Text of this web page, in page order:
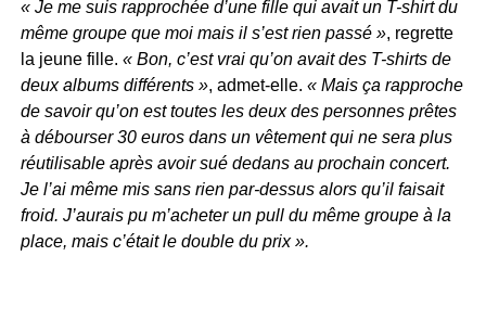
« Je me suis rapprochée d’une fille qui avait un T-shirt du
même groupe que moi mais il s’est rien passé », regrette
la jeune fille. « Bon, c’est vrai qu’on avait des T-shirts de
deux albums différents », admet-elle. « Mais ça rapproche
de savoir qu’on est toutes les deux des personnes prêtes
à débourser 30 euros dans un vêtement qui ne sera plus
réutilisable après avoir sué dedans au prochain concert.
Je l’ai même mis sans rien par-dessus alors qu’il faisait
froid. J’aurais pu m’acheter un pull du même groupe à la
place, mais c’était le double du prix ».